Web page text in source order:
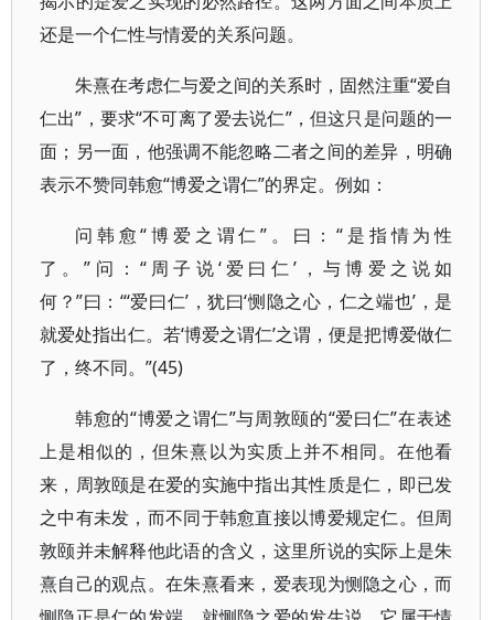
还是一个仁性与情爱的关系问题。
朱熹在考虑仁与爱之间的关系时，固然注重“爱自
仁出”，要求“不可离了爱去说仁”，但这只是问题的一
面；另一面，他强调不能忽略二者之间的差异，明确
表示不赞同韩愈“博爱之谓仁”的界定。例如：
问韩愈“博爱之谓仁”。曰：“是指情为性
了。”问：“周子说‘爱曰仁’，与博爱之说如
何？”曰：“‘爱曰仁’，犹曰‘恻隐之心，仁之端也’，是
就爱处指出仁。若‘博爱之谓仁’之谓，便是把博爱做仁
了，终不同。”(45)
韩愈的“博爱之谓仁”与周敦颐的“爱曰仁”在表述
上是相似的，但朱熹以为实质上并不相同。在他看
来，周敦颐是在爱的实施中指出其性质是仁，即已发
之中有未发，而不同于韩愈直接以博爱规定仁。但周
敦颐并未解释他此语的含义，这里所说的实际上是朱
熹自己的观点。在朱熹看来，爱表现为恻隐之心，而